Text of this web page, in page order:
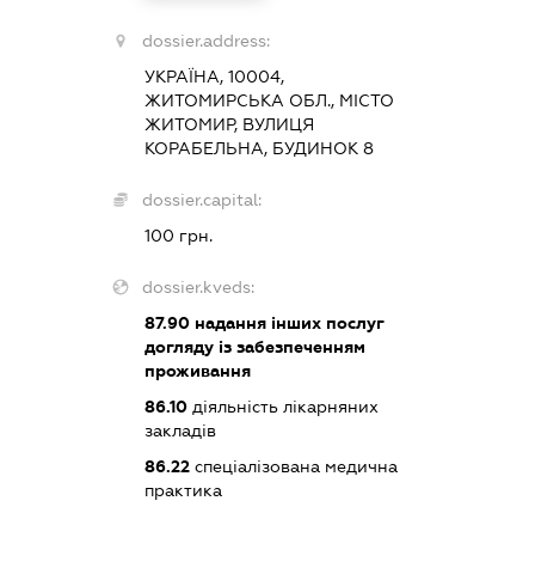
dossier.address:
УКРАЇНА, 10004,
ЖИТОМИРСЬКА ОБЛ., МІСТО
ЖИТОМИР, ВУЛИЦЯ
КОРАБЕЛЬНА, БУДИНОК 8
dossier.capital:
100 грн.
dossier.kveds:
87.90надання інших послуг
догляду із забезпеченням
проживання
86.10діяльність лікарняних
закладів
86.22спеціалізована медична
практика